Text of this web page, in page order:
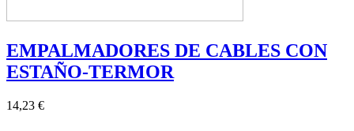
EMPALMADORES DE CABLES CON
ESTAÑO-TERMOR
14,23 €